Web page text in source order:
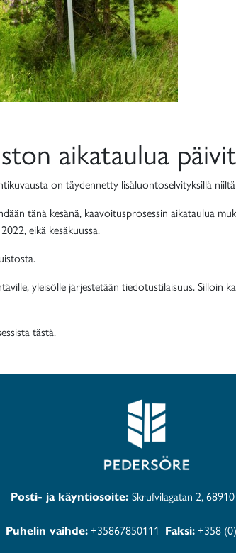
aikataulua
on täydennetty lisäluontoselvityksillä
tänä kesänä, kaavoitusprosessin aikataulua
eikä kesäkuussa.
yleisölle järjestetään tiedotustilaisuus. Silloin
tästä.
Posti- ja käyntiosoite: Skrufvilagatan 2,
Puhelin vaihde:+35867850111 Faksi:+358